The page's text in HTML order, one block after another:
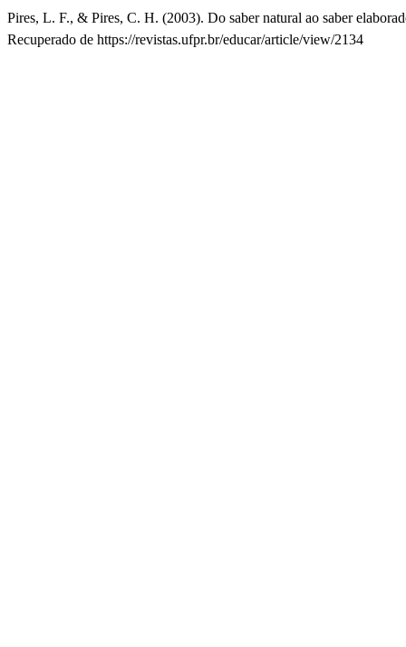
Pires, L. F., & Pires, C. H. (2003). Do saber natural ao saber
Recuperado de https://revistas.ufpr.br/educar/article/view/2134